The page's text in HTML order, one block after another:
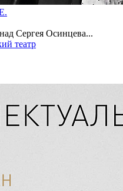
Сергея Осинцева...
театр